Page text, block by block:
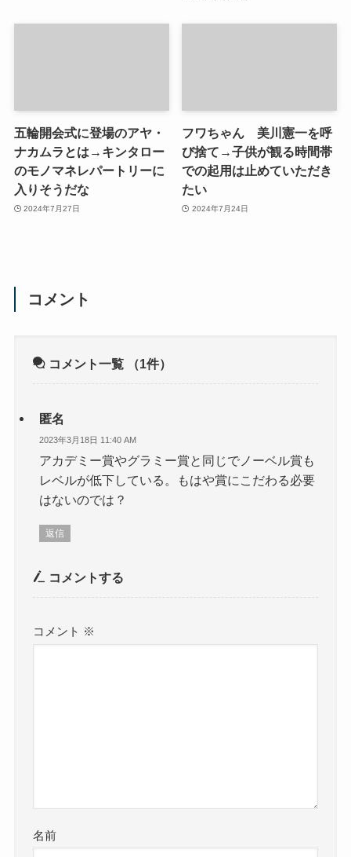
五輪開会式に登場のアヤ・
ナカムラとは→キンタロー
のモノマネレパートリーに
入りそうだな
2024年7月27日
フワちゃん 美川憲一を呼
び捨て→子供が観る時間帯
での起用は止めていただき
たい
2024年7月24日
コメント
コメント一覧 （1件）
匿名
2023年3月18日 11:40 AM
アカデミー賞やグラミー賞と同じでノーベル賞も
レベルが低下している。もはや賞にこだわる必要
はないのでは？
返信
コメントする
コメント ※
名前